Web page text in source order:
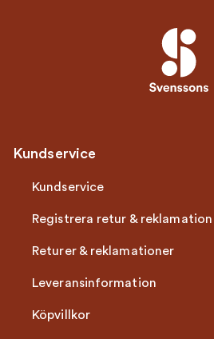
Kundservice
Kundservice
Registrera retur & reklamation
Returer & reklamationer
Leveransinformation
Köpvillkor